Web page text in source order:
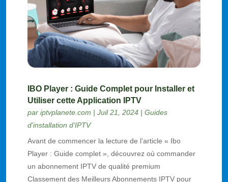
IBO Player : Guide Complet pour Installer et
Utiliser cette Application IPTV
pariptvplanete.com |Juil 21, 2024 |Guides
d'installation d'IPTV
Avant de commencer la lecture de l’article « Ibo
Player : Guide complet », découvrez où commander
un abonnement IPTV de qualité premium
Classement des Meilleurs Abonnements IPTV pour